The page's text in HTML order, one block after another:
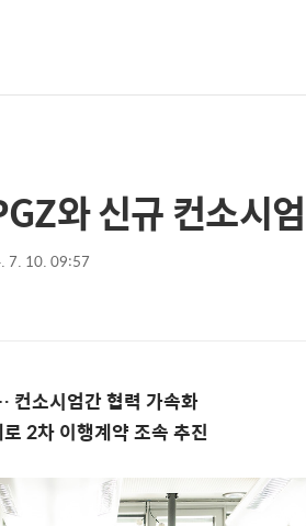
와 신규 컨소시
7. 10. 09:57
소시엄간 협력 가속화
2차 이행계약 조속 추진